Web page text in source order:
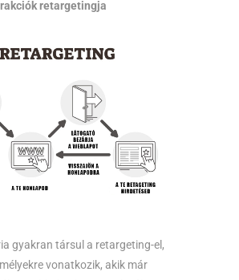
retargetingja
gyakran társul a retargeting-el,
vonatkozik, akik már